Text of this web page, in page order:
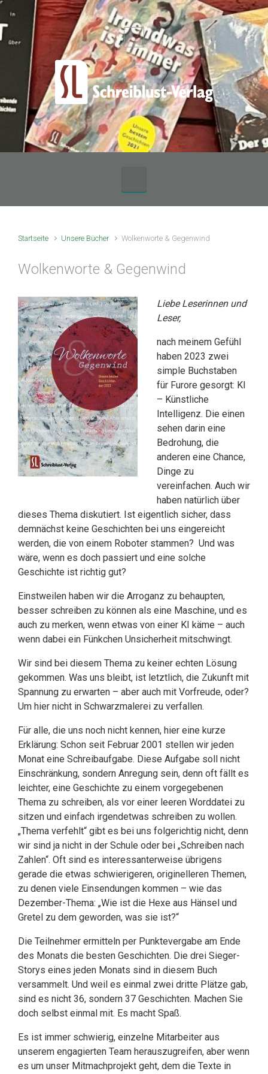
Zum Hauptinhalt springen
Startseite Unsere Bücher Wolkenworte & Gegenwind
Wolkenworte & Gegenwind
Liebe Leserinnen und
Leser,
nach meinem Gefühl
haben 2023 zwei
simple Buchstaben
für Furore gesorgt: KI
– Künstliche
Intelligenz. Die einen
sehen darin eine
Bedrohung, die
anderen eine Chance,
Dinge zu
vereinfachen. Auch wir
haben natürlich über
dieses Thema diskutiert. Ist eigentlich sicher, dass
demnächst keine Geschichten bei uns eingereicht
werden, die von einem Roboter stammen? Und was
wäre, wenn es doch passiert und eine solche
Geschichte ist richtig gut?
Einstweilen haben wir die Arroganz zu behaupten,
besser schreiben zu können als eine Maschine, und es
auch zu merken, wenn etwas von einer KI käme – auch
wenn dabei ein Fünkchen Unsicherheit mitschwingt.
Wir sind bei diesem Thema zu keiner echten Lösung
gekommen. Was uns bleibt, ist letztlich, die Zukunft mit
Spannung zu erwarten – aber auch mit Vorfreude, oder?
Um hier nicht in Schwarzmalerei zu verfallen.
Für alle, die uns noch nicht kennen, hier eine kurze
Erklärung: Schon seit Februar 2001 stellen wir jeden
Monat eine Schreibaufgabe. Diese Aufgabe soll nicht
Einschränkung, sondern Anregung sein, denn oft fällt es
leichter, eine Geschichte zu einem vorgegebenen
Thema zu schreiben, als vor einer leeren Worddatei zu
sitzen und einfach irgendetwas schreiben zu wollen.
„Thema verfehlt“ gibt es bei uns folgerichtig nicht, denn
wir sind ja nicht in der Schule oder bei „Schreiben nach
Zahlen“. Oft sind es interessanterweise übrigens
gerade die etwas schwierigeren, originelleren Themen,
zu denen viele Einsendungen kommen – wie das
Dezember-Thema: „Wie ist die Hexe aus Hänsel und
Gretel zu dem geworden, was sie ist?“
Die Teilnehmer ermitteln per Punktevergabe am Ende
des Monats die besten Geschichten. Die drei Sieger-
Storys eines jeden Monats sind in diesem Buch
versammelt. Und weil es einmal zwei dritte Plätze gab,
sind es nicht 36, sondern 37 Geschichten. Machen Sie
doch selbst einmal mit. Es macht Spaß.
Es ist immer schwierig, einzelne Mitarbeiter aus
unserem engagierten Team herauszugreifen, aber wenn
es um unser Mitmachprojekt geht, dem die Texte in